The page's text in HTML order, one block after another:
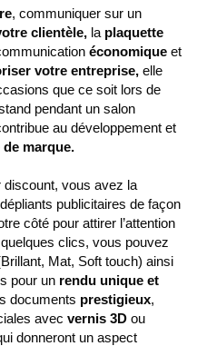
, communiquer sur un
clientèle, la plaquette
économique et
votre entreprise, elle
que ce soit lors de
pendant un salon
au développement et
marque.
vous avez la
publicitaires de façon
côté pour attirer l’attention
clics, vous pouvez
Mat, Soft touch) ainsi
pour un rendu unique et
documents prestigieux,
avec vernis 3D ou
donneront un aspect